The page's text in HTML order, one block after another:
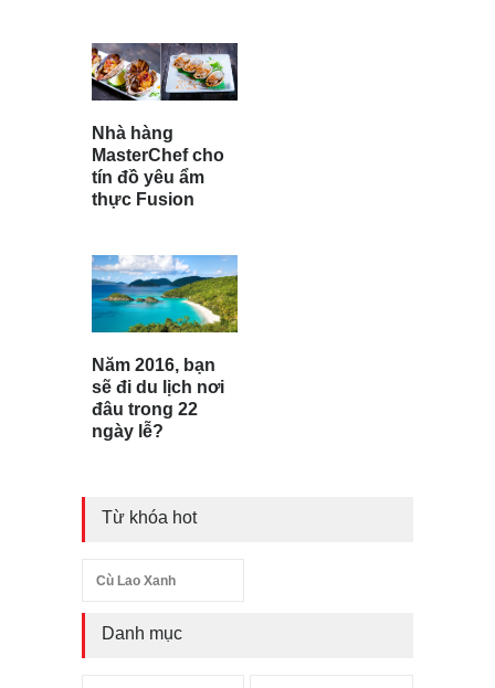
Nhà hàng
MasterChef cho
tín đồ yêu ẩm
thực Fusion
Năm 2016, bạn
sẽ đi du lịch nơi
đâu trong 22
ngày lễ?
Từ khóa hot
Cù Lao Xanh
Danh mục